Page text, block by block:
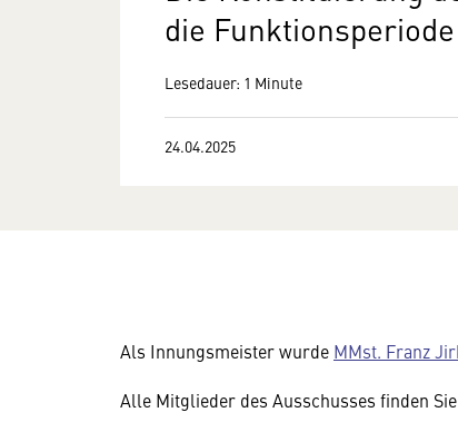
die
Lesedauer: 1 Minute
24.04.2025
Als Innungsmeister wurde MMst. Franz
Alle Mitglieder des Ausschusses finden Sie